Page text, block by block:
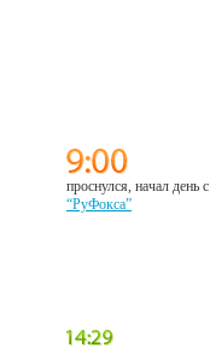
проснулся, начал день с
“РуФокса”